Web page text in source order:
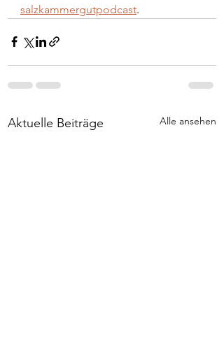
salzkammergutpodcast.
Aktuelle Beiträge Alle ansehen